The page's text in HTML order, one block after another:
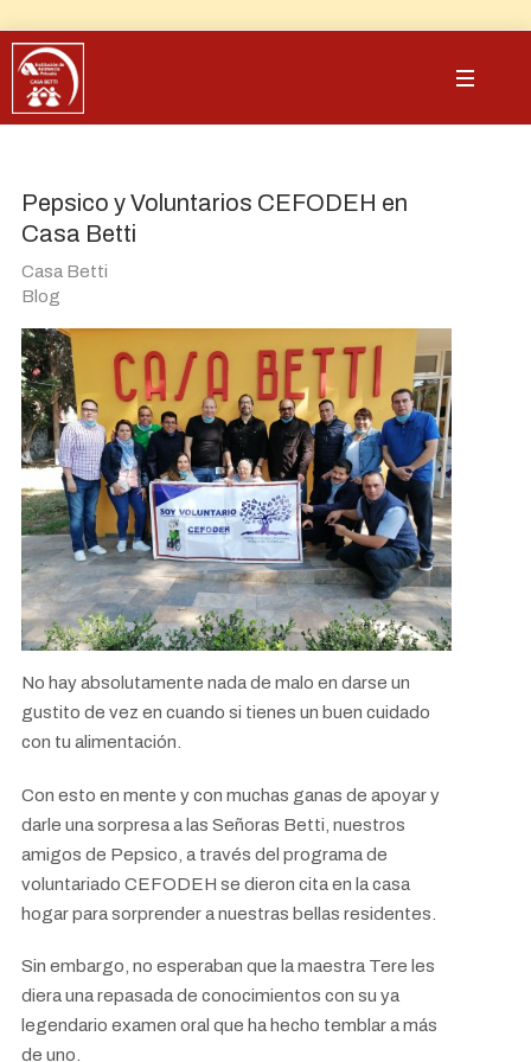
Pepsico y Voluntarios CEFODEH en
Casa Betti
Casa Betti
Blog
No hay absolutamente nada de malo en darse un
gustito de vez en cuando si tienes un buen cuidado
con tu alimentación.
Con esto en mente y con muchas ganas de apoyar y
darle una sorpresa a las Señoras Betti, nuestros
amigos de Pepsico, a través del programa de
voluntariado CEFODEH se dieron cita en la casa
hogar para sorprender a nuestras bellas residentes.
Sin embargo, no esperaban que la maestra Tere les
diera una repasada de conocimientos con su ya
legendario examen oral que ha hecho temblar a más
de uno.